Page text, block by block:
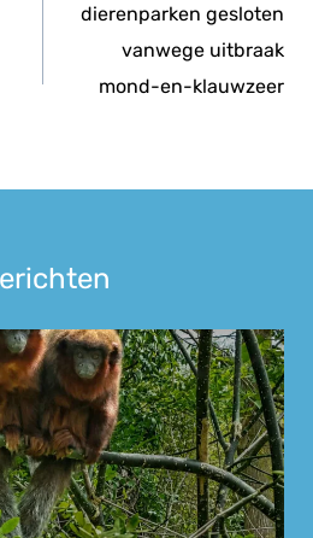
dierenparken gesloten
vanwege uitbraak
mond-en-klauwzeer